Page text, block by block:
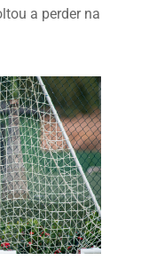
a perder na